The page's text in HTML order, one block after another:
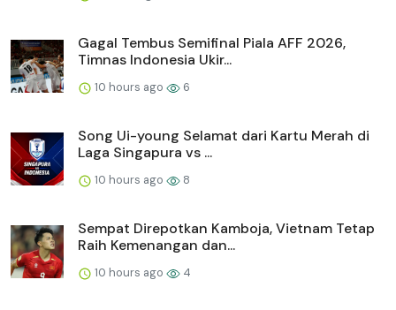
Gagal Tembus Semifinal Piala AFF 2026,
Timnas Indonesia Ukir...
10 hours ago 6
Song Ui-young Selamat dari Kartu Merah di
Laga Singapura vs ...
10 hours ago 8
Sempat Direpotkan Kamboja, Vietnam Tetap
Raih Kemenangan dan...
10 hours ago 4